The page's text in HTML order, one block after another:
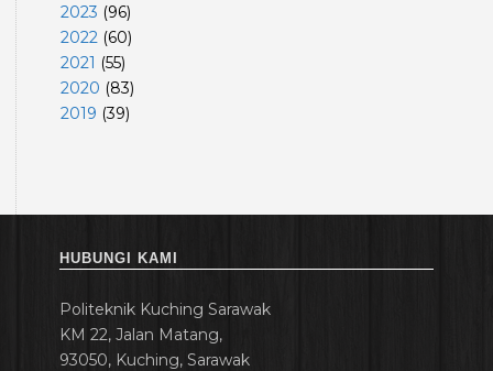
2023 (96)
2022 (60)
2021 (55)
2020 (83)
2019 (39)
HUBUNGI KAMI
Politeknik Kuching Sarawak
KM 22, Jalan Matang,
93050, Kuching, Sarawak